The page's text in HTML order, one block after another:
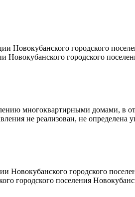
Новокубанского городского
Новокубанского городского
многоквартирными домами, в
не реализован, не определена
Новокубанского городского
городского поселения